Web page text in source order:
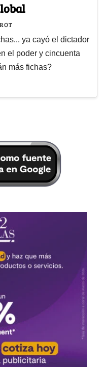
ya cayó el dictador
el poder y cincuenta
más fichas?